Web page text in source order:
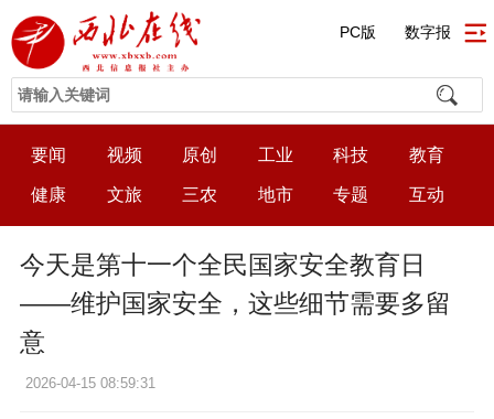
PC版 数字报
要闻 视频 原创 工业 科技 教育
健康 文旅 三农 地市 专题 互动
今天是第十一个全民国家安全教育日
——维护国家安全，这些细节需要多留
意
2026-04-15 08:59:31